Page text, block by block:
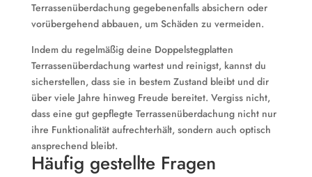
Terrassenüberdachung gegebenenfalls absichern oder
vorübergehend abbauen, um Schäden zu vermeiden.
Indem du regelmäßig deine Doppelstegplatten
Terrassenüberdachung wartest und reinigst, kannst du
sicherstellen, dass sie in bestem Zustand bleibt und dir
über viele Jahre hinweg Freude bereitet. Vergiss nicht,
dass eine gut gepflegte Terrassenüberdachung nicht nur
ihre Funktionalität aufrechterhält, sondern auch optisch
ansprechend bleibt.
Häufig gestellte Fragen